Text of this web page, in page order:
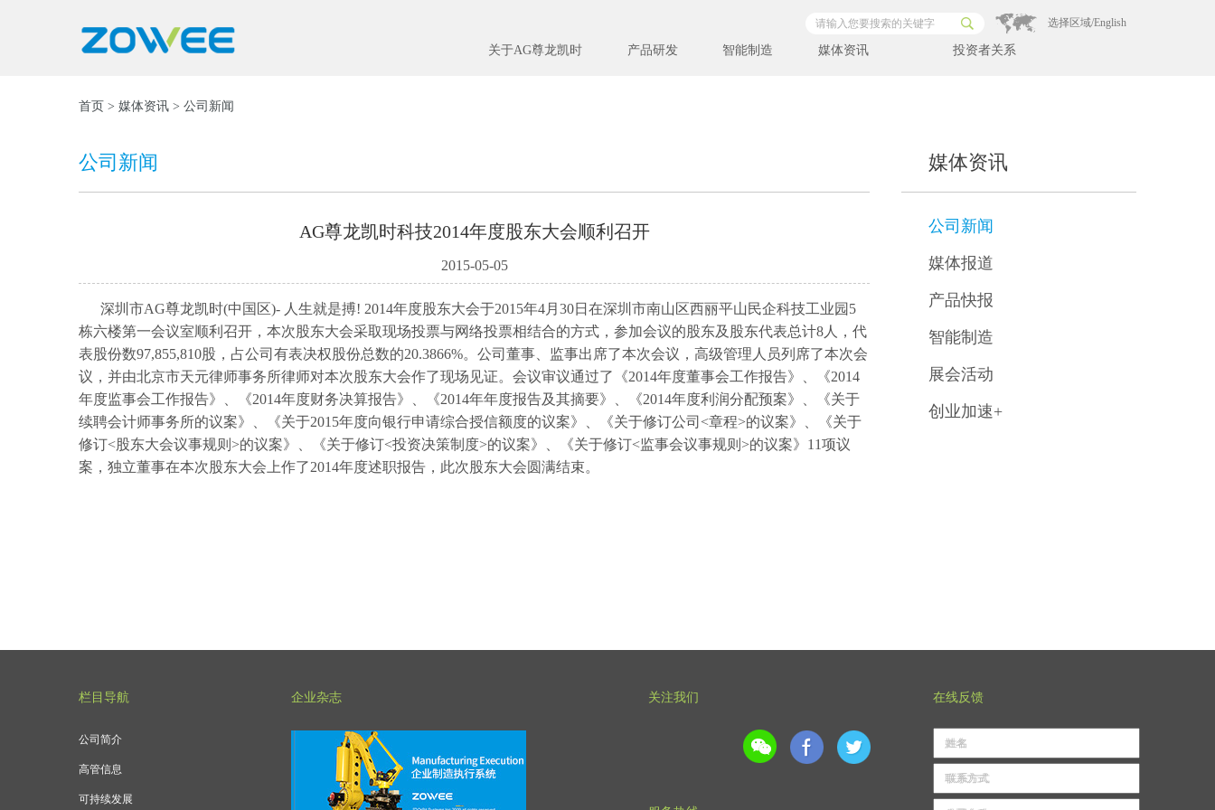
选择区域/English
关于AG尊龙凯时 产品研发 智能制造 媒体资讯 投资者关系
首页 > 媒体资讯 > 公司新闻
公司新闻
AG尊龙凯时科技2014年度股东大会顺利召开
2015-05-05
深圳市AG尊龙凯时(中国区)- 人生就是搏! 2014年度股东大会于2015年4月30日在深圳市南山区西丽平山民企科技工业园5
栋六楼第一会议室顺利召开，本次股东大会采取现场投票与网络投票相结合的方式，参加会议的股东及股东代表总计8人，代
表股份数97,855,810股，占公司有表决权股份总数的20.3866%。公司董事、监事出席了本次会议，高级管理人员列席了本次会
议，并由北京市天元律师事务所律师对本次股东大会作了现场见证。会议审议通过了《2014年度董事会工作报告》、《2014
年度监事会工作报告》、《2014年度财务决算报告》、《2014年年度报告及其摘要》、《2014年度利润分配预案》、《关于
续聘会计师事务所的议案》、《关于2015年度向银行申请综合授信额度的议案》、《关于修订公司<章程>的议案》、《关于
修订<股东大会议事规则>的议案》、《关于修订<投资决策制度>的议案》、《关于修订<监事会议事规则>的议案》11项议
案，独立董事在本次股东大会上作了2014年度述职报告，此次股东大会圆满结束。
媒体资讯
公司新闻
媒体报道
产品快报
智能制造
展会活动
创业加速+
栏目导航
公司简介
高管信息
可持续发展
企业杂志 关注我们 在线反馈
姓名
联系方式